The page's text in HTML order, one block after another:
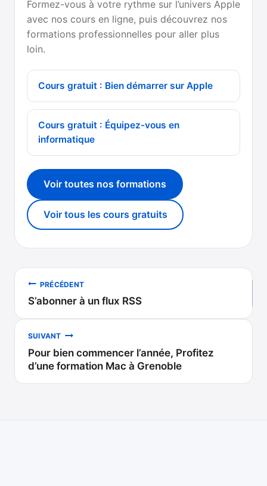
Formez-vous à votre rythme sur l’univers Apple
avec nos cours en ligne, puis découvrez nos
formations professionnelles pour aller plus
loin.
Cours gratuit : Bien démarrer sur Apple
Cours gratuit : Équipez-vous en
informatique
Voir toutes nos formations
Voir tous les cours gratuits
Navigation
de
l’article
PRÉCÉDENT
S’abonner à un flux RSS
SUIVANT
Pour bien commencer l’année, Profitez
d’une formation Mac à Grenoble